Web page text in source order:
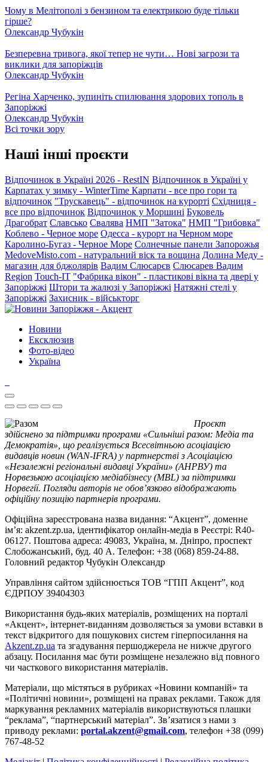
Чому в Мелітополі з бензином та електрикою буде тільки
гірше?
Олександр Чубукін
Безперевна тривога, якої тепер не чути… Нові загрози та
виклики для запоріжців
Олександр Чубукін
Регіна Харченко, зупиніть спилювання здорових тополь в
Запоріжжі
Олександр Чубукін
Всі точки зору
Наші інші проєкти
Відпочинок в Україні 2026 - RestIN Відпочинок в Україні у
Карпатах у зимку - WinterTime Карпати - все про гори та
відпочинок "Трускавець" - відпочинок на курорті Східниця -
все про відпочинок Відпочинок у Моршині Буковель
Драгобрат Славсько Свалява НМП "Затока" НМП "Грибовка"
Коблево - Черное море Одесса - курорт на Черном море
Каролино-Бугаз - Черное Море Солнечные панели Запорожья
MedoveMisto.com - натуральний віск та вощина Долина Меду -
магазин для бджолярів Вадим Слюсарєв Слюсарев Вадим
Region Touch-IT "Фабрика вікон" - пластикові вікна та двері у
Запоріжжі Штори та жалюзі у Запоріжжі Натяжні стелі у
Запоріжжі Захисник - військторг
Новини
Ексклюзив
Фото-відео
Україна
Проєкт
здійснено за підтримки програми «Сильніші разом: Медіа та
Демократія», що реалізується Всесвітньою асоціацією
видавців новин (WAN-IFRA) у партнерстві з Асоціацією
«Незалежні регіональні видавці України» (АНРВУ) та
Норвезькою асоціацією медіабізнесу (MBL) за підтримки
Норвегії. Погляди авторів не обов’язково відображають
офіційну позицію партнерів програми.
Офіційна зареєстрована назва видання: “Акцент”, доменне
ім’я: akzent.zp.ua, ідентифікатор онлайн-медіа в Реєстрі: R40-
06127. Поштова адреса: 49083, Україна, м. Дніпро, проспект
Слобожанський, буд. 40 А. Телефон: +38 (068) 859-24-88.
Головний редактор Чубукін Олександр
Управління сайтом здійснюється ТОВ “ГПП Акцент”, код
ЄДРПОУ 39404303
Використання будь-яких матеріалів, розміщених на порталі
«Акцент», інтернет-виданням дозволяється за умови вставки в
текст відкритого для пошукових систем гіперпосилання на
Akzent.zp.ua та згадування першоджерела не нижче другого
абзацу. Посилання має бути розміщене незалежно від повного
чи часткового використання матеріалів.
Матеріали, що містяться в рубриках «Новини компаній» та
«Політичні новини», розміщені на правах реклами. Також для
маркування рекламних матеріалів використвуються плашки
“реклама”, “партнерський матеріал”. Зв’язатися з нами з
приводу реклами: portal.akzent@gmail.com, телефон +38 (099)
767-48-52